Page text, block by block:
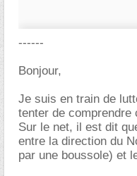
------
Bonjour,
Je suis en train de
tenter de comprendre
Sur le net, il est dit
entre la direction du
par une boussole) et